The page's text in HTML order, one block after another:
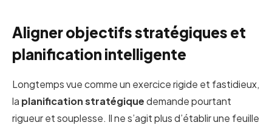
Aligner objectifs stratégiques et
planification intelligente
Longtemps vue comme un exercice rigide et fastidieux,
la planification stratégiquedemande pourtant
rigueur et souplesse. Il ne s’agit plus d’établir une feuille